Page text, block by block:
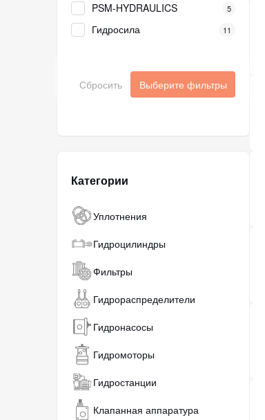
PSM-HYDRAULICS 5
Гидросила 11
Сбросить Выберите фильтры
Категории
Уплотнения
Гидроцилиндры
Фильтры
Гидрораспределители
Гидронасосы
Гидромоторы
Гидростанции
Клапанная аппаратура